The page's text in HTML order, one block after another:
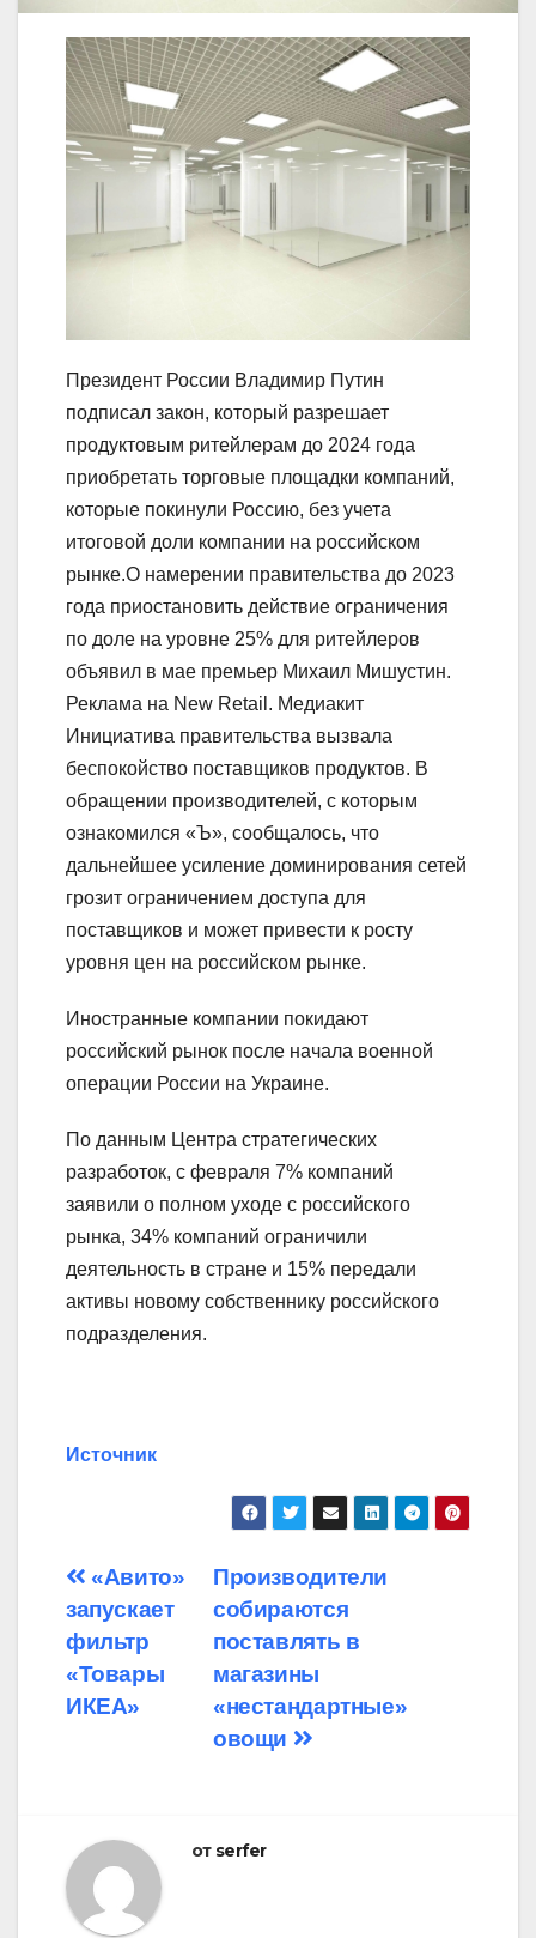
Президент России Владимир Путин
подписал закон, который разрешает
продуктовым ритейлерам до 2024 года
приобретать торговые площадки компаний,
которые покинули Россию, без учета
итоговой доли компании на российском
рынке.О намерении правительства до 2023
года приостановить действие ограничения
по доле на уровне 25% для ритейлеров
объявил в мае премьер Михаил Мишустин.
Реклама на New Retail. Медиакит
Инициатива правительства вызвала
беспокойство поставщиков продуктов. В
обращении производителей, с которым
ознакомился «Ъ», сообщалось, что
дальнейшее усиление доминирования сетей
грозит ограничением доступа для
поставщиков и может привести к росту
уровня цен на российском рынке.
Иностранные компании покидают
российский рынок после начала военной
операции России на Украине.
По данным Центра стратегических
разработок, с февраля 7% компаний
заявили о полном уходе с российского
рынка, 34% компаний ограничили
деятельность в стране и 15% передали
активы новому собственнику российского
подразделения.
Источник
Навигация
по
записям
Производители
собираются
поставлять в
магазины
«нестандартные»
овощи
«Авито»
запускает
фильтр
«Товары
ИКЕА»
от serfer